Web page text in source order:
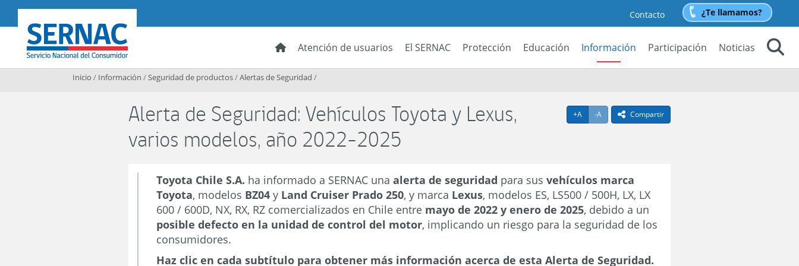
SERNAC
Contacto ¿Te llamamos?
Atención de usuarios El SERNAC Protección Educación Información Participación
Noticias
Inicio / Información /Seguridad de productos/Alertas de Seguridad /
+A Agrandar texto
-A Achicar textoicono compartir
Compartir
Alerta de Seguridad: Vehículos Toyota y Lexus,
varios modelos, año 2022-2025
Toyota Chile S.A. ha informado a SERNAC unaalerta de seguridad para susvehículos marca
Toyota, modelos BZ04y Land Cruiser Prado 250, y marca Lexus, modelos ES, LS500 / 500H, LX, LX
600 / 600D, NX, RX, RZ comercializados en Chile entre mayo de 2022 y enero de 2025, debido a un
posible defecto en la unidad de control del motor, implicando un riesgo para la seguridad de los
consumidores.
Haz clic en cada subtítulo para obtener más información acerca de esta Alerta de Seguridad.